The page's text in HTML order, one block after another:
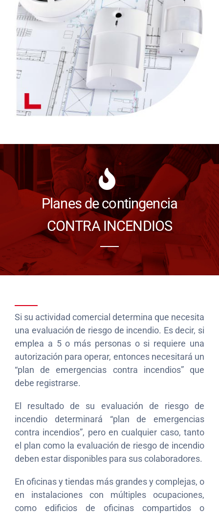
Planes de contingencia
CONTRA INCENDIOS
Si su actividad comercial determina que necesita
una evaluación de riesgo de incendio. Es decir, si
emplea a 5 o más personas o si requiere una
autorización para operar, entonces necesitará un
“plan de emergencias contra incendios” que
debe registrarse.
El resultado de su evaluación de riesgo de
incendio determinará “plan de emergencias
contra incendios”, pero en cualquier caso, tanto
el plan como la evaluación de riesgo de incendio
deben estar disponibles para sus colaboradores.
En oficinas y tiendas más grandes y complejas, o
en instalaciones con múltiples ocupaciones,
como edificios de oficinas compartidos o